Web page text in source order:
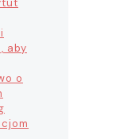
aby
o